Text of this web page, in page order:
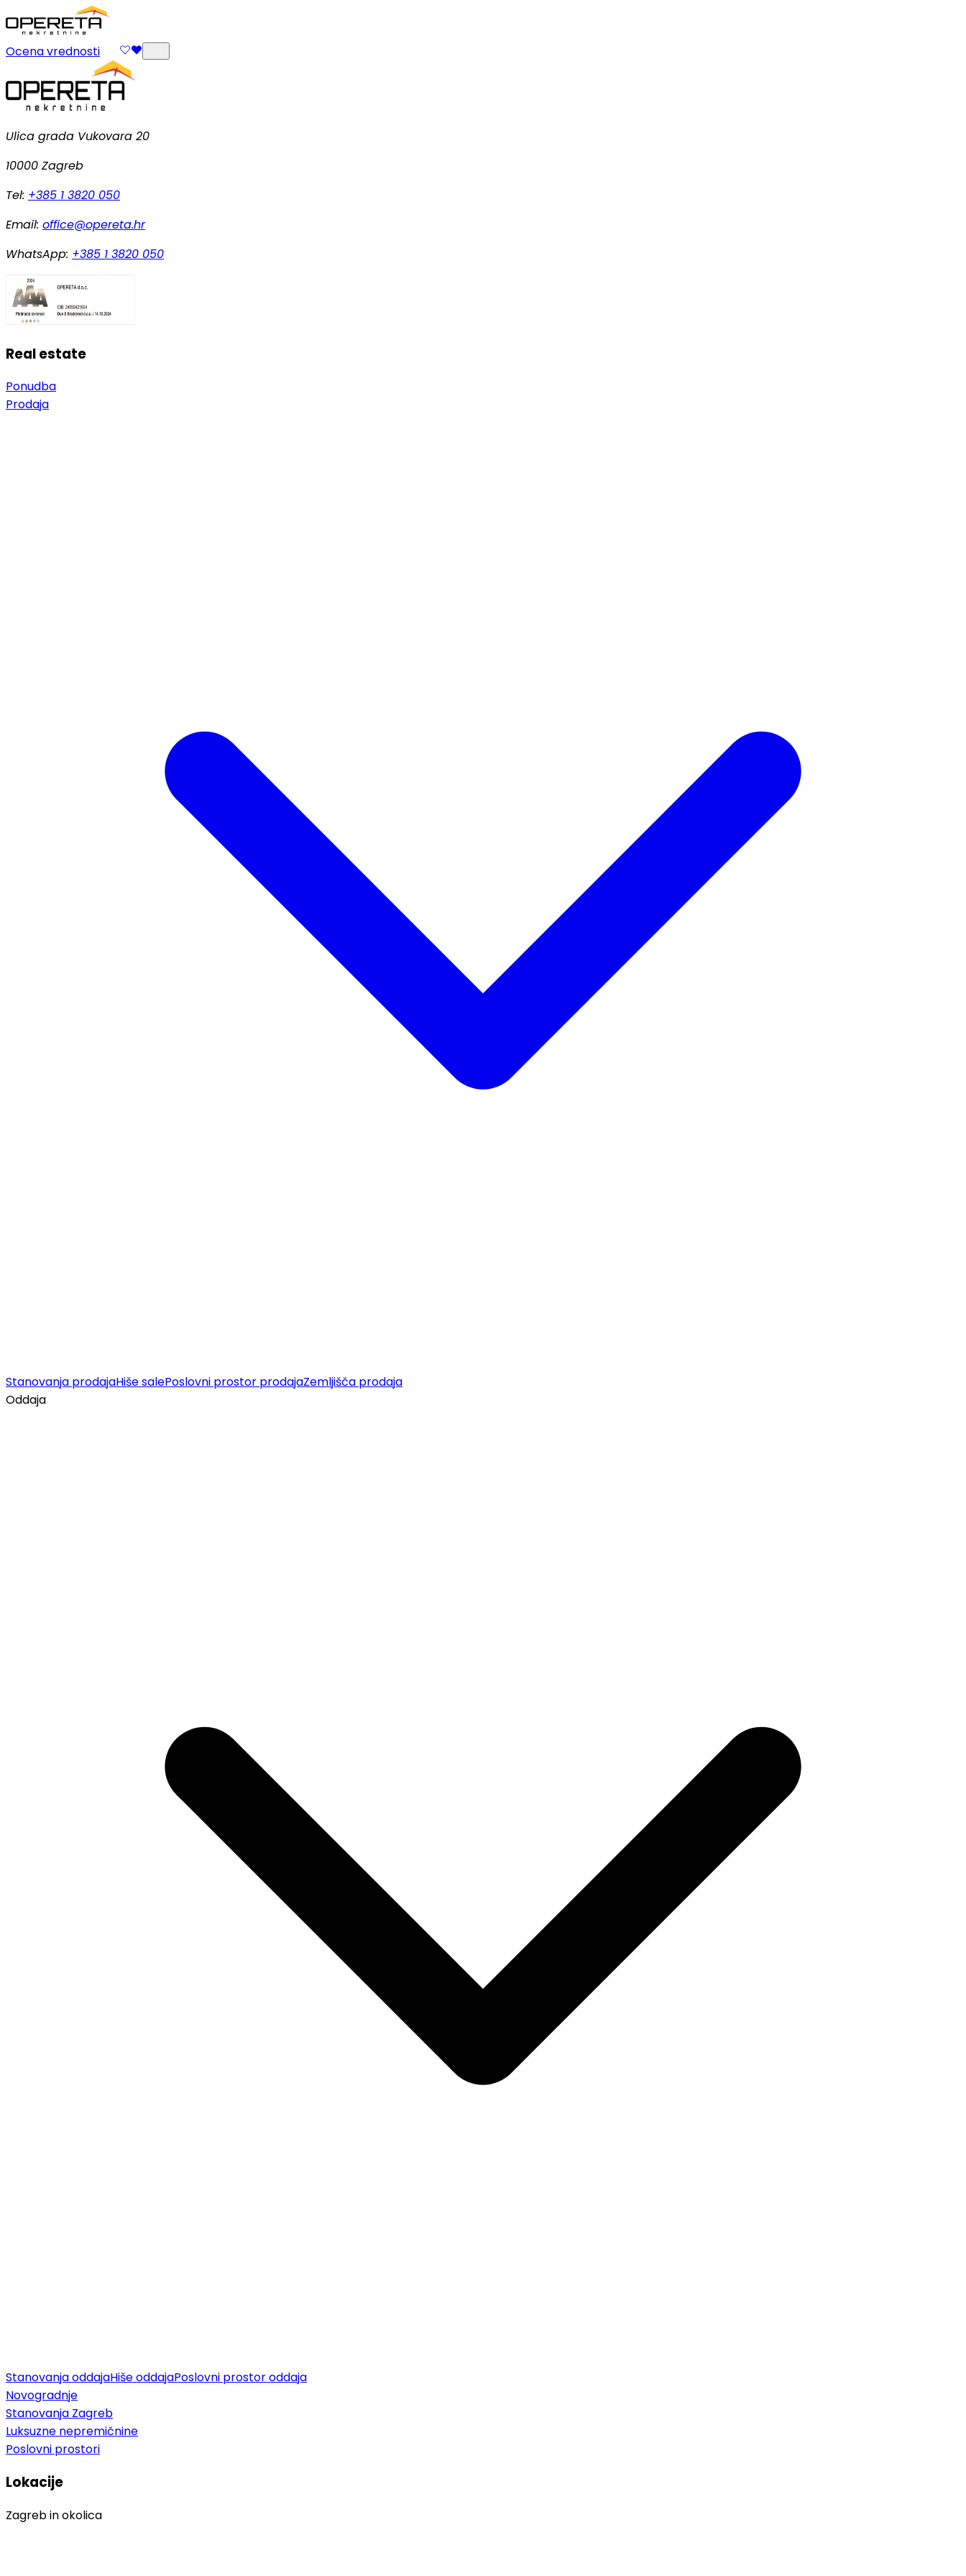
Ocena vrednosti
Ulica grada Vukovara 20
10000 Zagreb
Tel: +385 1 3820 050
Email: office@opereta.hr
WhatsApp: +385 1 3820 050
Real estate
Ponudba
Prodaja
Stanovanja prodajaHiše salePoslovni prostor prodajaZemljišča prodaja
Oddaja
Stanovanja oddajaHiše oddajaPoslovni prostor oddaja
Novogradnje
Stanovanja Zagreb
Luksuzne nepremičnine
Poslovni prostori
Lokacije
Zagreb in okolica